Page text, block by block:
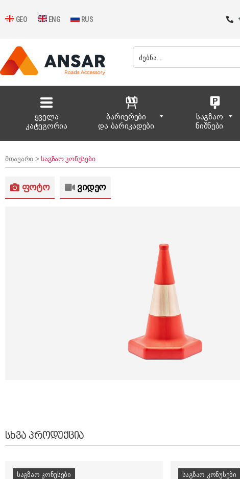
GEO ENG RUS
ყველა
კატეგორია
ბარიერები
და ბარიკადები
საგზაო
ნიშნები
მთავარი >საგზაო კონუსები
ფოტო ვიდეო
ᲡᲮᲕᲐ ᲞᲠᲝᲓᲣᲥᲪᲘᲐ
ᲡᲐᲒᲖᲐᲝ ᲙᲝᲜᲣᲡᲔᲑᲘ ᲡᲐᲒᲖᲐᲝ ᲙᲝᲜᲣᲡᲔᲑᲘ